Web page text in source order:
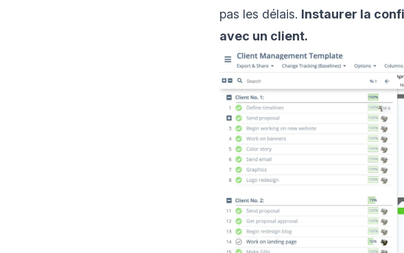
pas les délais. Instaurer la
avec un client.